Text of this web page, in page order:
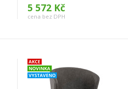
5 572 Kč
cena bez DPH